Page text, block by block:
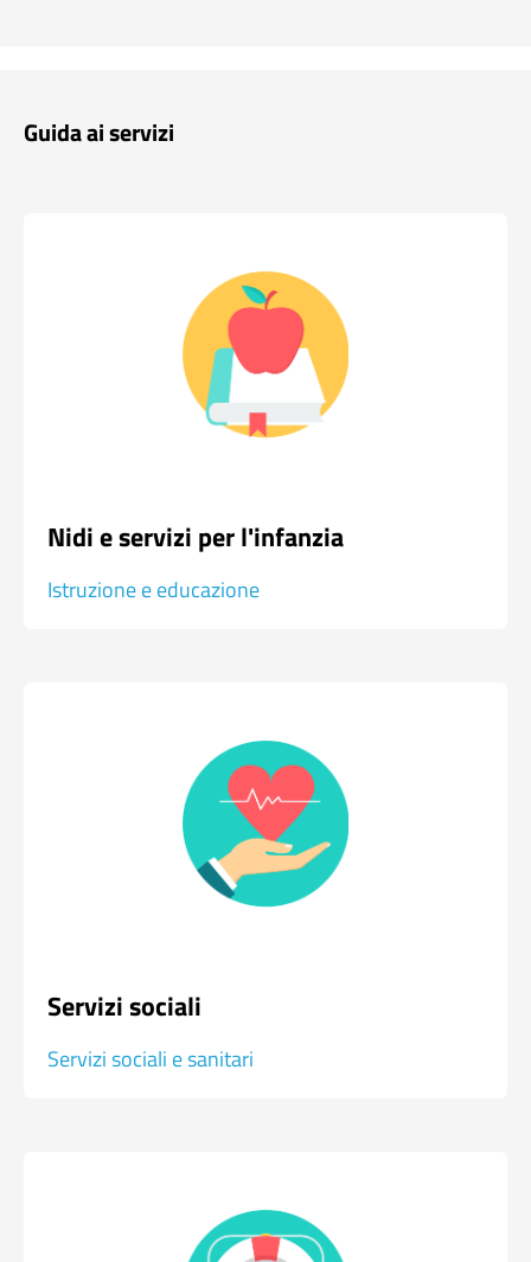
Guida ai servizi
Nidi e servizi per l'infanzia
Istruzione e educazione
Servizi sociali
Servizi sociali e sanitari